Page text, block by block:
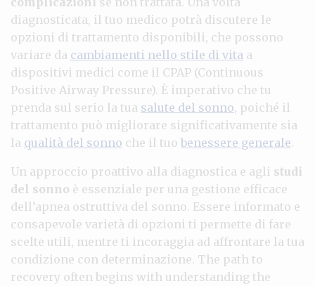
diagnosticata, il tuo medico potrà discutere le
opzioni di trattamento disponibili, che possono
variare da cambiamenti nello stile di vita a
dispositivi medici come il CPAP (Continuous
Positive Airway Pressure). È imperativo che tu
prenda sul serio la tua salute del sonno, poiché il
trattamento può migliorare significativamente sia
la qualità del sonno che il tuo benessere generale.
Un approccio proattivo alla diagnostica e agli studi
del sonno è essenziale per una gestione efficace
dell’apnea ostruttiva del sonno. Essere informato e
consapevole varietà di opzioni ti permette di fare
scelte utili, mentre ti incoraggia ad affrontare la tua
condizione con determinazione. The path to
recovery often begins with understanding the